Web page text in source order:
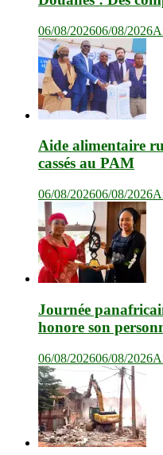
06/08/202606/08/2026
Aide alimentaire
cassés au PAM
06/08/202606/08/2026
Journée
honore son
06/08/202606/08/2026